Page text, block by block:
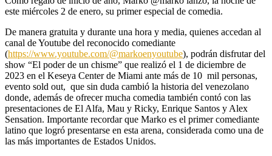
este miércoles 2 de enero, su primer especial de comedia.
De manera gratuita y durante una hora y media, quienes accedan al
canal de Youtube del reconocido comediante
(https://www.youtube.com/@markoenyoutube), podrán disfrutar del
show “El poder de un chisme” que realizó el 1 de diciembre de
2023 en el Keseya Center de Miami ante más de 10 mil personas,
evento sold out, que sin duda cambió la historia del venezolano
donde, además de ofrecer mucha comedia también contó con las
presentaciones de El Alfa, Mau y Ricky, Enrique Santos y Alex
Sensation. Importante recordar que Marko es el primer comediante
latino que logró presentarse en esta arena, considerada como una de
las más importantes de Estados Unidos.